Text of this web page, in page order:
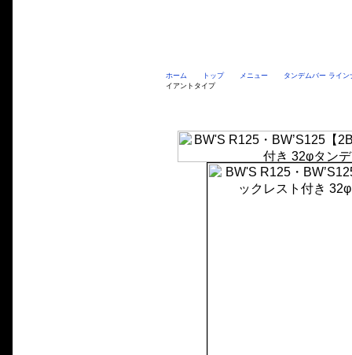
ホーム トップ メニュー
タンデムバー ライン
イアントタイプ